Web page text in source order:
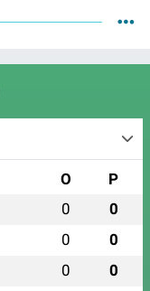
O P
0 0
0 0
0 0